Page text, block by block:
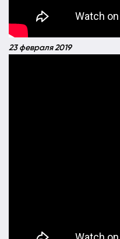
23 февраля 2019